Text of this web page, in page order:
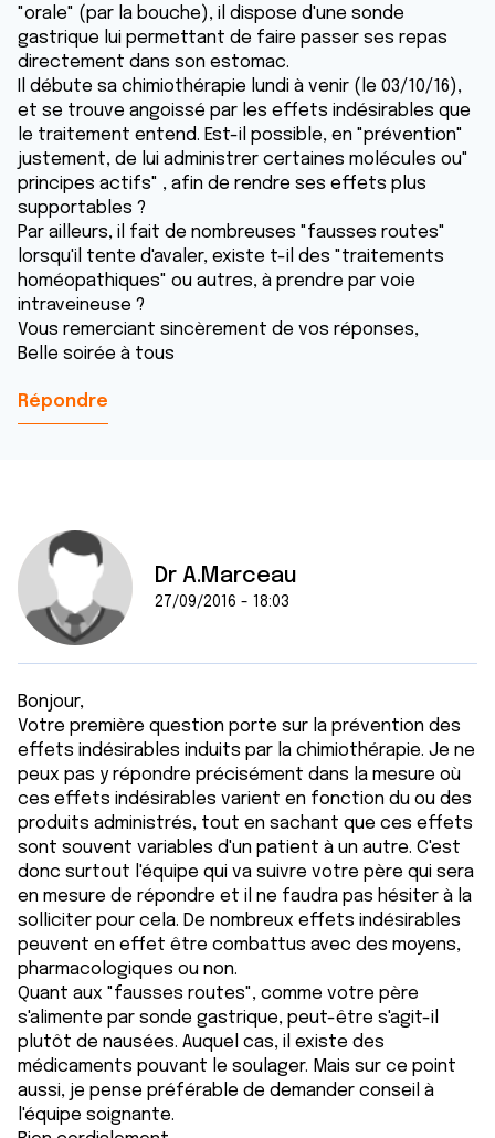
"orale" (par la bouche), il dispose d'une sonde
gastrique lui permettant de faire passer ses repas
directement dans son estomac.
Il débute sa chimiothérapie lundi à venir (le 03/10/16),
et se trouve angoissé par les effets indésirables que
le traitement entend. Est-il possible, en "prévention"
justement, de lui administrer certaines molécules ou"
principes actifs" , afin de rendre ses effets plus
supportables ?
Par ailleurs, il fait de nombreuses "fausses routes"
lorsqu'il tente d'avaler, existe t-il des "traitements
homéopathiques" ou autres, à prendre par voie
intraveineuse ?
Vous remerciant sincèrement de vos réponses,
Belle soirée à tous
Répondre
Dr A.Marceau
27/09/2016 - 18:03
Bonjour,
Votre première question porte sur la prévention des
effets indésirables induits par la chimiothérapie. Je ne
peux pas y répondre précisément dans la mesure où
ces effets indésirables varient en fonction du ou des
produits administrés, tout en sachant que ces effets
sont souvent variables d'un patient à un autre. C'est
donc surtout l'équipe qui va suivre votre père qui sera
en mesure de répondre et il ne faudra pas hésiter à la
solliciter pour cela. De nombreux effets indésirables
peuvent en effet être combattus avec des moyens,
pharmacologiques ou non.
Quant aux "fausses routes", comme votre père
s'alimente par sonde gastrique, peut-être s'agit-il
plutôt de nausées. Auquel cas, il existe des
médicaments pouvant le soulager. Mais sur ce point
aussi, je pense préférable de demander conseil à
l'équipe soignante.